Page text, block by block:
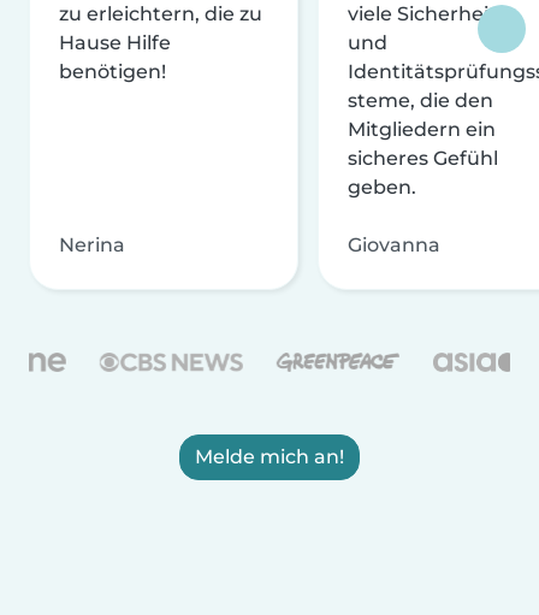
zu erleichtern, die zu
Hause Hilfe
benötigen!
Nerina
viele Sicherheits-
und
steme, die den
Mitgliedern ein
sicheres Gefühl
geben.
Giovanna
Melde mich an!